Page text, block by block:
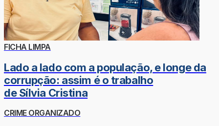
FICHA LIMPA
Lado a lado com a população, e longe da
corrupção: assim é o trabalho
de Sílvia Cristina
CRIME ORGANIZADO